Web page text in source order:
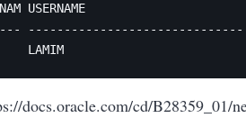
USERNAME
docs.oracle.com/cd/B28359_01/